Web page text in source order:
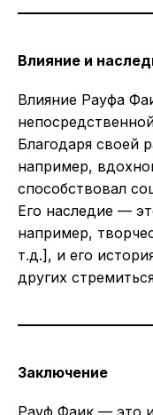
Влияние и
Влияние Рауфа
Благодаря своей
например,
способствовал
Его наследие —
например,
т.д.], и его
других
Заключение
Рауф Фаик — это